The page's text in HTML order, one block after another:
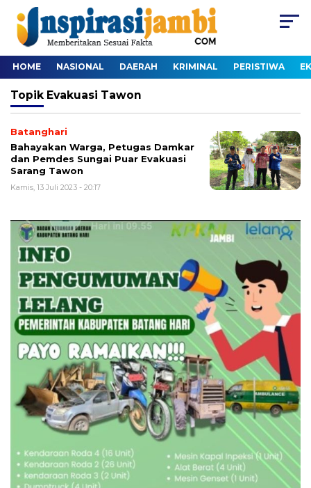
HOME NASIONAL DAERAH KRIMINAL PERISTIWA
Topik Evakuasi Tawon
Batanghari
Bahayakan Warga, Petugas Damkar
dan Pemdes Sungai Puar Evakuasi
Sarang Tawon
Kamis, 13 Juli 2023 - 20:17